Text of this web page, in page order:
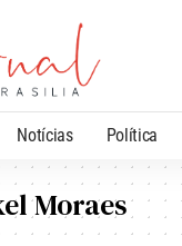
Notícias Política
Moraes